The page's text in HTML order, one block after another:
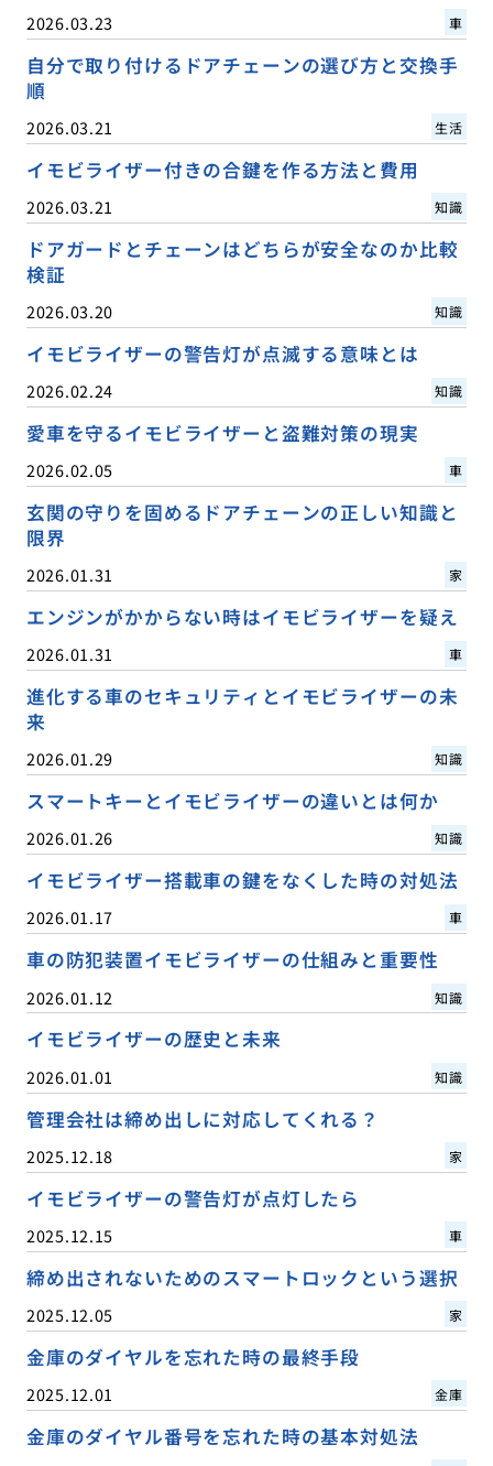
2026.03.23 車
自分で取り付けるドアチェーンの選び方と交換手
順
2026.03.21 生活
イモビライザー付きの合鍵を作る方法と費用
2026.03.21 知識
ドアガードとチェーンはどちらが安全なのか比較
検証
2026.03.20 知識
イモビライザーの警告灯が点滅する意味とは
2026.02.24 知識
愛車を守るイモビライザーと盗難対策の現実
2026.02.05 車
玄関の守りを固めるドアチェーンの正しい知識と
限界
2026.01.31 家
エンジンがかからない時はイモビライザーを疑え
2026.01.31 車
進化する車のセキュリティとイモビライザーの未
来
2026.01.29 知識
スマートキーとイモビライザーの違いとは何か
2026.01.26 知識
イモビライザー搭載車の鍵をなくした時の対処法
2026.01.17 車
車の防犯装置イモビライザーの仕組みと重要性
2026.01.12 知識
イモビライザーの歴史と未来
2026.01.01 知識
管理会社は締め出しに対応してくれる？
2025.12.18 家
イモビライザーの警告灯が点灯したら
2025.12.15 車
締め出されないためのスマートロックという選択
2025.12.05 家
金庫のダイヤルを忘れた時の最終手段
2025.12.01 金庫
金庫のダイヤル番号を忘れた時の基本対処法